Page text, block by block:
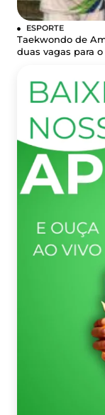
ESPORTE
Taekwondo de
duas vagas para